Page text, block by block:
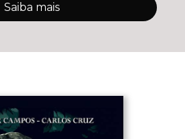
Saiba mais